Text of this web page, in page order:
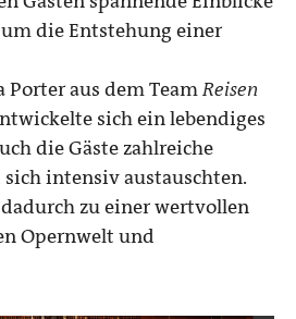
die Entstehung einer
aus dem TeamReisen
sich ein lebendiges
die Gäste zahlreiche
intensiv austauschten.
zu einer wertvollen
Opernwelt und